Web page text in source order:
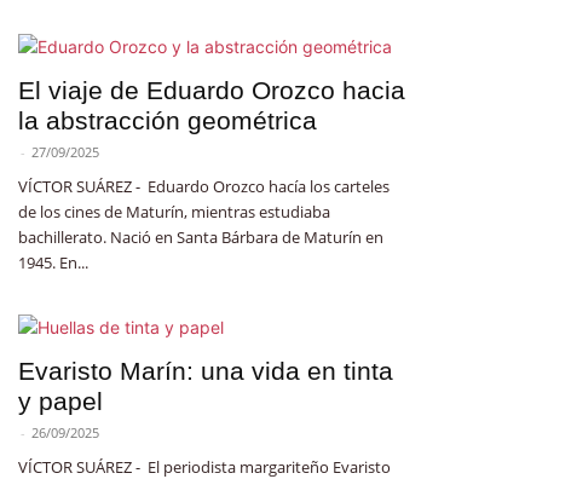
El viaje de Eduardo Orozco hacia
la abstracción geométrica
- 27/09/2025
VÍCTOR SUÁREZ - Eduardo Orozco hacía los carteles
de los cines de Maturín, mientras estudiaba
bachillerato. Nació en Santa Bárbara de Maturín en
1945. En...
Evaristo Marín: una vida en tinta
y papel
- 26/09/2025
VÍCTOR SUÁREZ - El periodista margariteño Evaristo